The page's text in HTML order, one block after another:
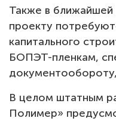
Также в ближайшей
проекту
капитального
БОПЭТ-пленкам,
В целом штатным
Полимер»